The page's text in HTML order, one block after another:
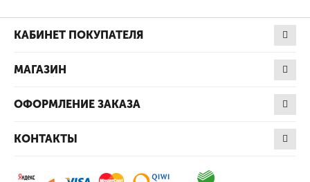
КАБИНЕТ ПОКУПАТЕЛЯ
МАГАЗИН
ОФОРМЛЕНИЕ ЗАКАЗА
КОНТАКТЫ